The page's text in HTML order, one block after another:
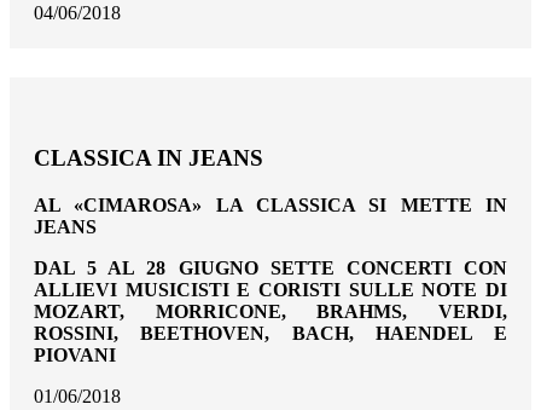
04/06/2018
CLASSICA IN JEANS
AL «CIMAROSA» LA CLASSICA SI METTE IN
JEANS
DAL 5 AL 28 GIUGNO SETTE CONCERTI CON
ALLIEVI MUSICISTI E CORISTI SULLE NOTE DI
MOZART, MORRICONE, BRAHMS, VERDI,
ROSSINI, BEETHOVEN, BACH, HAENDEL E
PIOVANI
01/06/2018